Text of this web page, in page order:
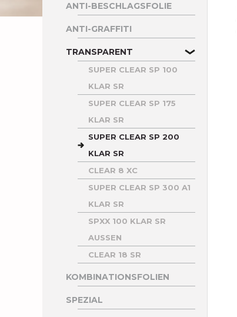
ANTI-BESCHLAGSFOLIE
ANTI-GRAFFITI
TRANSPARENT
SUPER CLEAR SP 100
KLAR SR
SUPER CLEAR SP 175
KLAR SR
SUPER CLEAR SP 200
KLAR SR
CLEAR 8 XC
SUPER CLEAR SP 300 A1
KLAR SR
SPXX 100 KLAR SR
AUSSEN
CLEAR 18 SR
KOMBINATIONSFOLIEN
SPEZIAL